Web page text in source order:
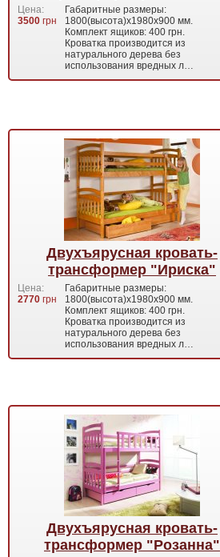
Цена:
3500 грн
Габаритные размеры:
1800(высота)х1980х900 мм.
Комплект ящиков: 400 грн.
Кроватка производится из
натурального дерева без
использования вредных л…
Двухъярусная кровать-
трансформер "Ириска"
Цена:
2770 грн
Габаритные размеры:
1800(высота)х1980х900 мм.
Комплект ящиков: 400 грн.
Кроватка производится из
натурального дерева без
использования вредных л…
Двухъярусная кровать-
трансформер "Розанна"